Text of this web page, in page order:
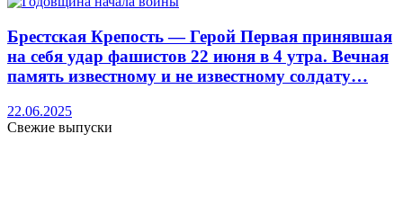
Брестская Крепость — Герой Первая принявшая
на себя удар фашистов 22 июня в 4 утра. Вечная
память известному и не известному солдату…
22.06.2025
Свежие выпуски